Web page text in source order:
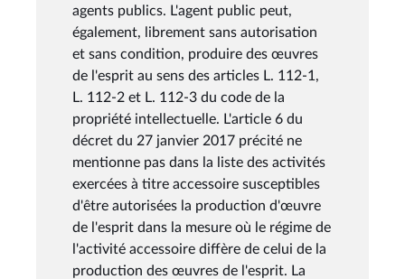
agents publics. L'agent public peut,
également, librement sans autorisation
et sans condition, produire des œuvres
de l'esprit au sens des articles L. 112-1,
L. 112-2 et L. 112-3 du code de la
propriété intellectuelle. L'article 6 du
décret du 27 janvier 2017 précité ne
mentionne pas dans la liste des activités
exercées à titre accessoire susceptibles
d'être autorisées la production d'œuvre
de l'esprit dans la mesure où le régime de
l'activité accessoire diffère de celui de la
production des œuvres de l'esprit. La